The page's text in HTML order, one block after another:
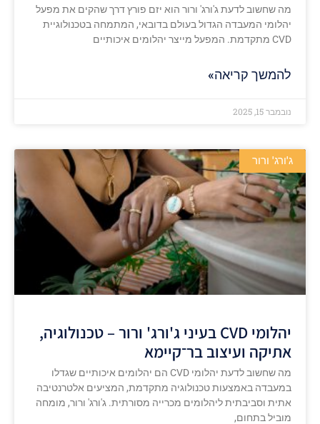
מה שחשוב לדעת ג'ורג' ורור הוא יזם פורץ דרך שהקים את מפעל
יהלומי המעבדה הגדול בעולם בדובאי, המתמחה בטכנולוגיית
CVD מתקדמת. המפעל מייצר יהלומים איכותיים
להמשך קריאה»
נובמבר 15, 2025
ג'ורג' ורור
יהלומי CVD בעיני ג'ורג' ורור – טכנולוגיה,
אתיקה ועיצוב בר־קיימא
מה שחשוב לדעת יהלומי CVD הם יהלומים איכותיים שגדלו
במעבדה באמצעות טכנולוגיה מתקדמת, המציעים אלטרנטיבה
אתית וסביבתית ליהלומים מכרייה מסורתית. ג'ורג' ורור, מומחה
מוביל בתחום,